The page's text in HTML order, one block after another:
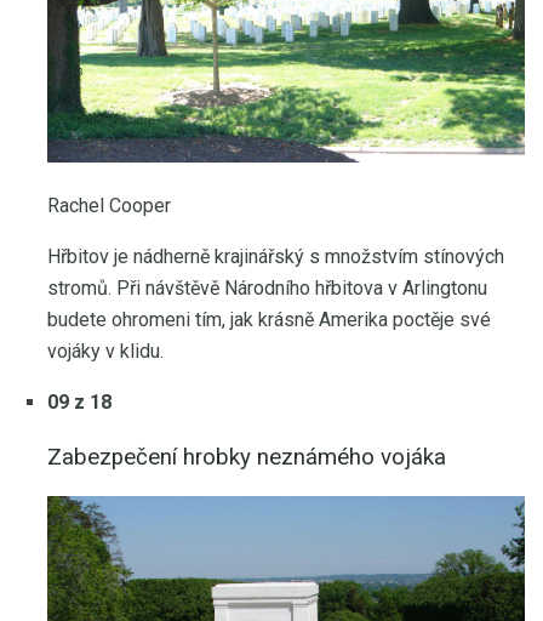
Rachel Cooper
Hřbitov je nádherně krajinářský s množstvím stínových
stromů. Při návštěvě Národního hřbitova v Arlingtonu
budete ohromeni tím, jak krásně Amerika poctěje své
vojáky v klidu.
09 z 18
Zabezpečení hrobky neznámého vojáka